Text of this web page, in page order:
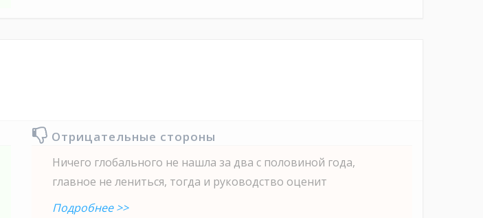
Отрицательные стороны
Ничего глобального не нашла за два с половиной года,
главное не лениться, тогда и руководство оценит
Подробнее >>